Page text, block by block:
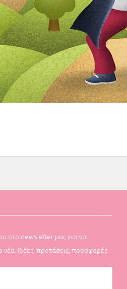
στο newsletter μας για να
νέα. Ιδέες, προτάσεις, προσφορές.